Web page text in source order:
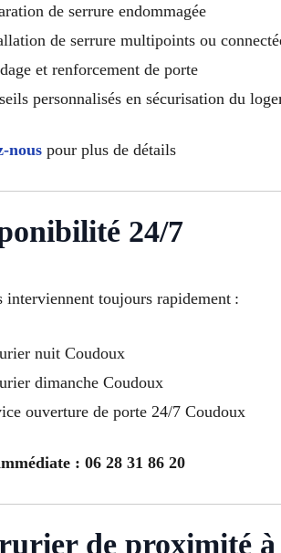
de serrure endommagée
de serrure multipoints ou
et renforcement de porte
personnalisés en sécurisation du
nouspour plus de détails
24/7
interviennent toujours rapidement :
nuit Coudoux
dimanche Coudoux
ouverture de porte 24/7 Coudoux
: 06 28 31 86 20
de proximité